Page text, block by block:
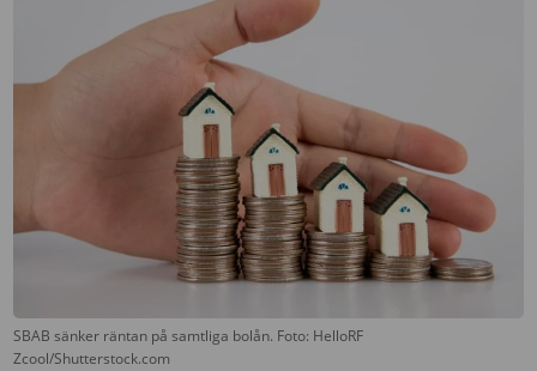
SBAB sänker räntan på samtliga bolån. Foto: HelloRF
Zcool/Shutterstock.com